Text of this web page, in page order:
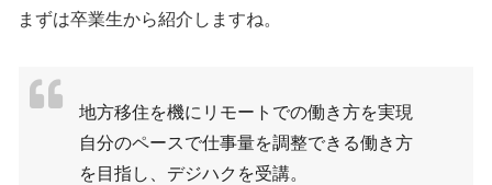
まずは卒業生から紹介しますね。
地方移住を機にリモートでの働き方を実現
自分のペースで仕事量を調整できる働き方
を目指し、デジハクを受講。